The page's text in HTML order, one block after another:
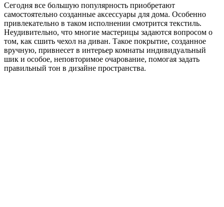
Сегодня все большую популярность приобретают
самостоятельно созданные аксессуары для дома. Особенно
привлекательно в таком исполнении смотрится текстиль.
Неудивительно, что многие мастерицы задаются вопросом о
том, как сшить чехол на диван. Такое покрытие, созданное
вручную, привнесет в интерьер комнаты индивидуальный
шик и особое, неповторимое очарование, помогая задать
правильный тон в дизайне пространства.